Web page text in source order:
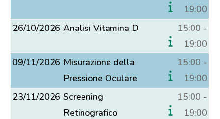
19:00
26/10/2026 Analisi Vitamina D
15:00 -
19:00
09/11/2026 Misurazione della
Pressione Oculare
15:00 -
19:00
23/11/2026 Screening
Retinografico
15:00 -
19:00